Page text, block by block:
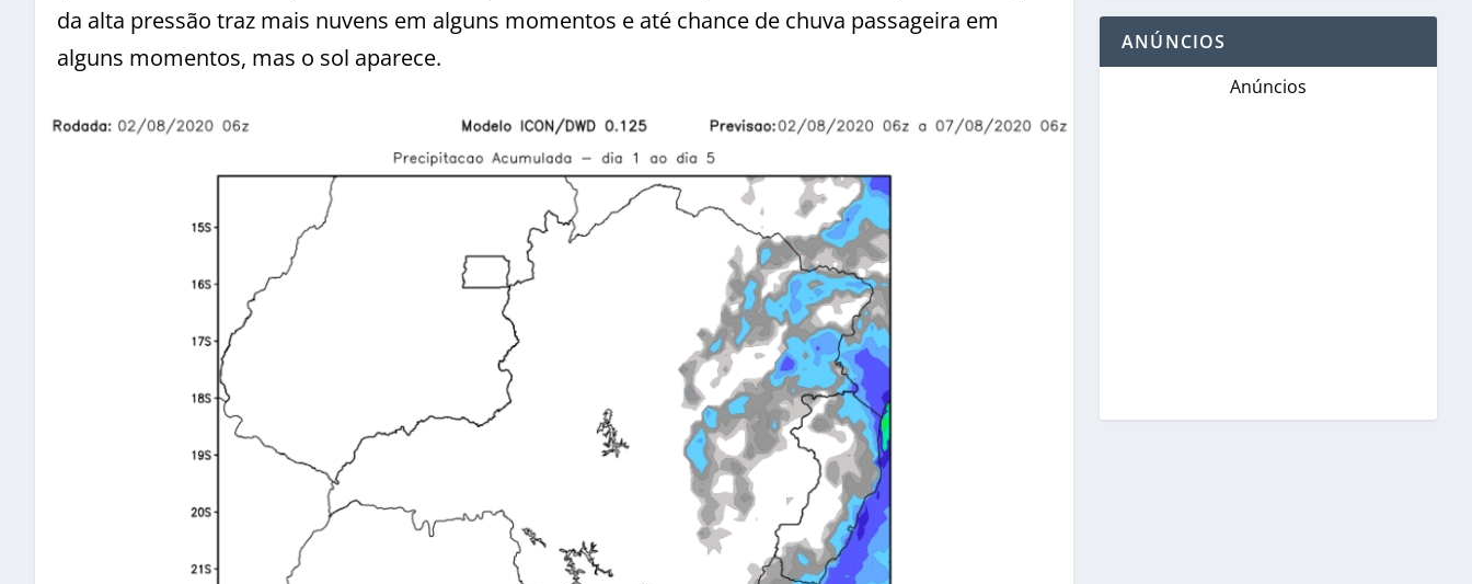
da alta pressão traz mais nuvens em alguns momentos e até chance de chuva passageira em
alguns momentos, mas o sol aparece.
ANÚNCIOS
Anúncios